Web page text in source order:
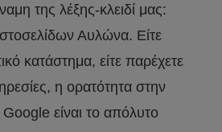
της λέξης-κλειδί μας:
Αυλώνα. Είτε
κατάστημα, είτε παρέχετε
η ορατότητα στην
είναι το απόλυτο